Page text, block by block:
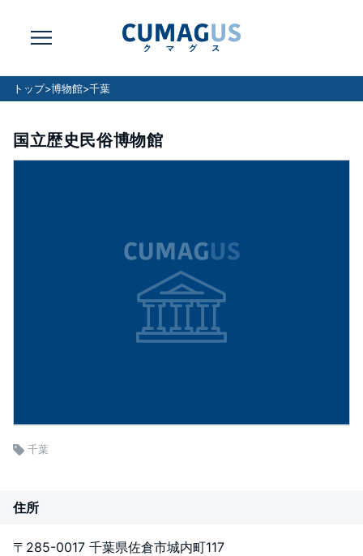
トップ>博物館>千葉
国立歴史民俗博物館
千葉
住所
〒285-0017 千葉県佐倉市城内町117